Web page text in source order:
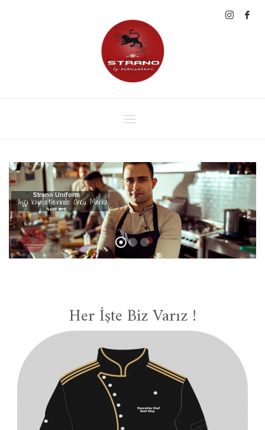
Her İşte Biz Varız !